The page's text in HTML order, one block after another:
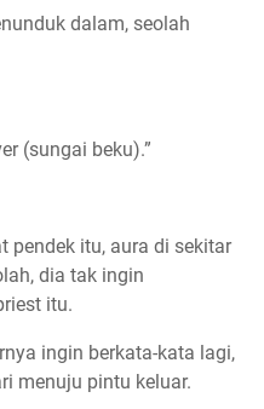
dalam, seolah
(sungai beku).”
pendek itu, aura di sekitar
dia tak ingin
itu.
ingin berkata-kata lagi,
menuju pintu keluar.